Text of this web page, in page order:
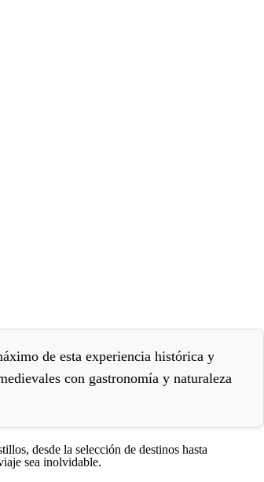
de esta experiencia histórica y
con gastronomía y naturaleza
desde la selección de destinos hasta
sea inolvidable.